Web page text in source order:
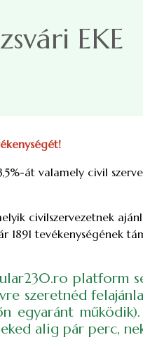
EKE
át valamely civil
civilszervezetnek
1891 tevékenységének
platform
szeretnéd
egyaránt
alig pár perc,